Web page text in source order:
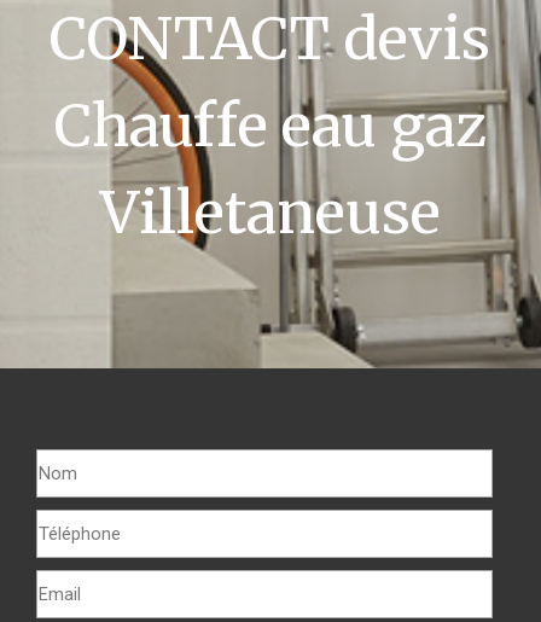
CONTACT devis
Chauffe eau gaz
Villetaneuse